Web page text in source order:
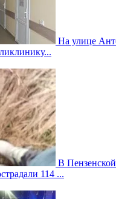
На улице
В Пензенской
114 ...